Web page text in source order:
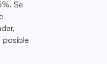
Se
posible